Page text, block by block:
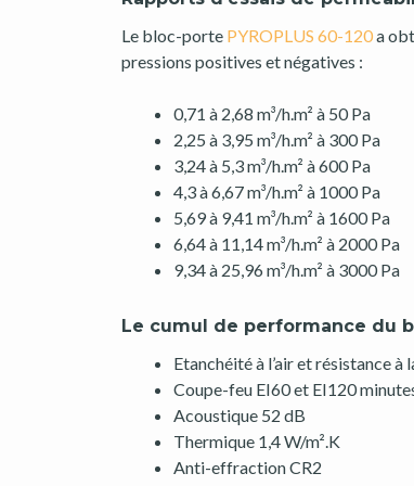
Le bloc-porte PYROPLUS 60-120a
pressions positives et négatives :
0,71 à 2,68 m³/h.m² à 50 Pa
2,25 à 3,95 m³/h.m² à 300 Pa
3,24 à 5,3 m³/h.m² à 600 Pa
4,3 à 6,67 m³/h.m² à 1000 Pa
5,69 à 9,41 m³/h.m² à 1600 Pa
6,64 à 11,14 m³/h.m² à 2000 Pa
9,34 à 25,96 m³/h.m² à 3000 Pa
Le cumul de performance du
Etanchéité à l’air et résistance à
Coupe-feu EI60 et EI120
Acoustique 52 dB
Thermique 1,4 W/m².K
Anti-effraction CR2